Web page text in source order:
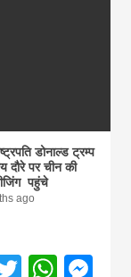
डोनाल्ड ट्रम्प
दौरे पर चीन की
पहुंचे
ago
Twitter